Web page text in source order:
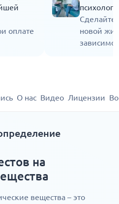
оплате
психолога
Сделайте
новой
О нас Видео Лицензии
на
вещества – это